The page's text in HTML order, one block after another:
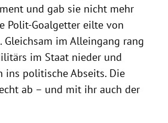
und gab sie nicht mehr
Polit-Goalgetter eilte von
Gleichsam im Alleingang rang
im Staat nieder und
ins politische Abseits. Die
ab – und mit ihr auch der